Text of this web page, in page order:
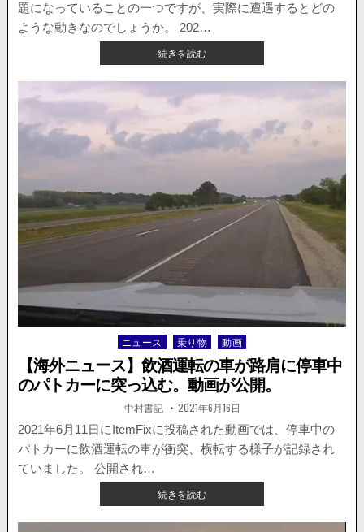
題になっていることの一つですが、実際に遭遇するとどの
ような動きなのでしょうか。 202…
続きを読む【海
外
ニ
ュ
ス】
で
飲
運
車
が
路
肩
に
突
っ
込
む。
ラ
イ
レ
Posted
in
ニュース 乗り物 動画
【海外ニュース】飲酒運転の車が路肩に停車中
のパトカーに突っ込む。動画が公開。
著
者:
中村書記 掲
載
日：
2021年6月16日
2021年6月11日にItemFixに投稿された動画では、停車中の
パトカーに飲酒運転の車が衝突、横転する様子が記録され
ていました。 公開され…
続きを読む【海
外
ニ